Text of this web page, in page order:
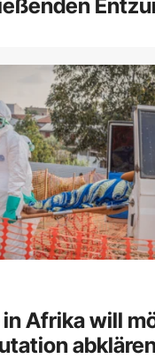
in Afrika will